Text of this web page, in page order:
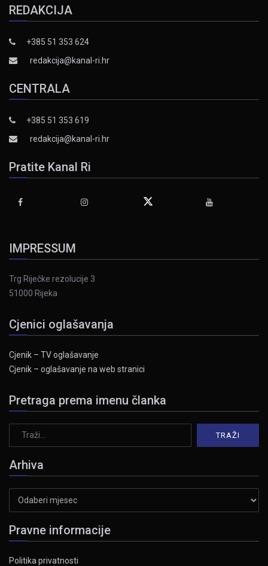
REDAKCIJA
+385 51 353 624
redakcija@kanal-ri.hr
CENTRALA
+385 51 353 619
redakcija@kanal-ri.hr
Pratite Kanal Ri
IMPRESSUM
Trg Riječke rezolucije 3
51000 Rijeka
Cjenici oglašavanja
Cjenik – TV oglašavanje
Cjenik – oglašavanje na web stranici
Pretraga prema imenu članka
Arhiva
Pravne informacije
Politika privatnosti